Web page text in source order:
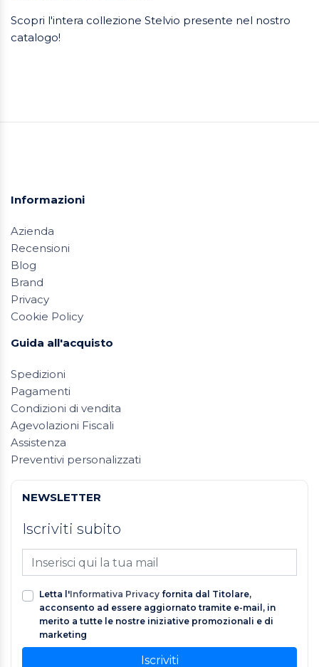
Scopri l'intera collezione Stelvio presente nel nostro
catalogo!
Informazioni
Azienda
Recensioni
Blog
Brand
Privacy
Cookie Policy
Guida all'acquisto
Spedizioni
Pagamenti
Condizioni di vendita
Agevolazioni Fiscali
Assistenza
Preventivi personalizzati
NEWSLETTER
Iscriviti subito
Letta l'Informativa Privacy fornita dal Titolare,
acconsento ad essere aggiornato tramite e-mail, in
merito a tutte le nostre iniziative promozionali e di
marketing
Iscriviti